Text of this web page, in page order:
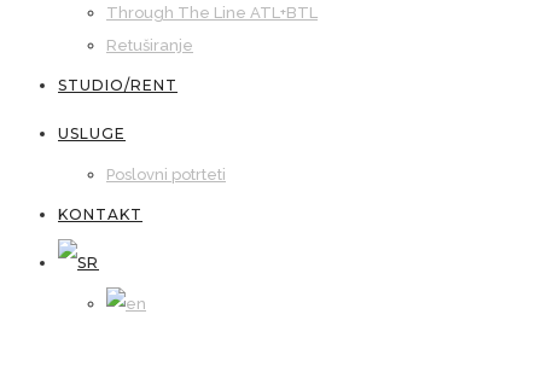
Through The Line ATL+BTL
Retuširanje
STUDIO/RENT
USLUGE
Poslovni potrteti
KONTAKT